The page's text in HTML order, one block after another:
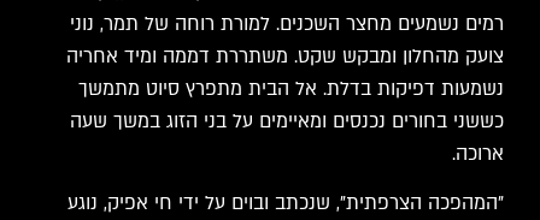
רמים נשמעים מחצר השכנים. למורת רוחה של תמר, נוני
צועק מהחלון ומבקש שקט. משתררת דממה ומיד אחריה
נשמעות דפיקות בדלת. אל הבית מתפרץ סיוט מתמשך
כששני בחורים נכנסים ומאיימים על בני הזוג במשך שעה
ארוכה.
"המהפכה הצרפתית", שנכתב ובוים על ידי חי אפיק, נוגע